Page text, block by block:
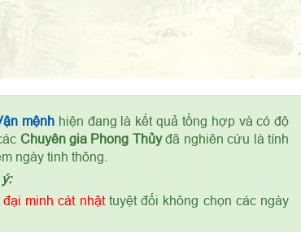
mệnhhiện đang là kết quả tổng hợp và có độ
Chuyên gia Phong Thủyđã nghiên cứu là tính
ngày tinh thông.
đại minh cát nhậttuyệt đối không chọn các ngày